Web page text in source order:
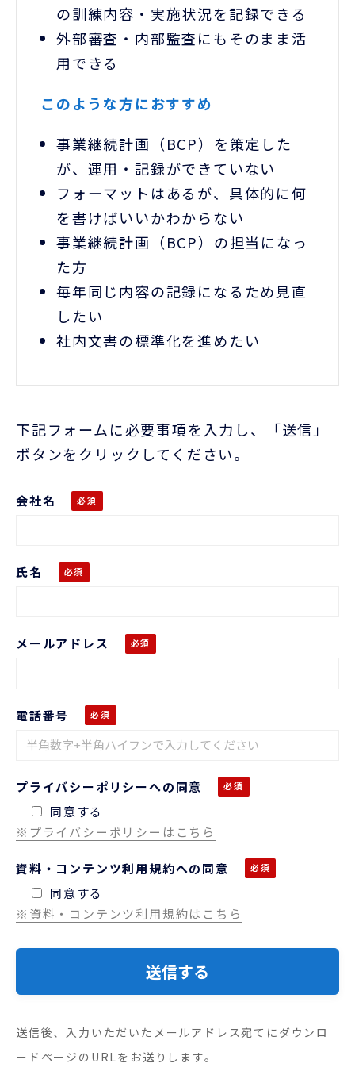
の訓練内容・実施状況を記録できる
外部審査・内部監査にもそのまま活
用できる
このような方におすすめ
事業継続計画（BCP）を策定した
が、運用・記録ができていない
フォーマットはあるが、具体的に何
を書けばいいかわからない
事業継続計画（BCP）の担当になっ
た方
毎年同じ内容の記録になるため見直
したい
社内文書の標準化を進めたい
下記フォームに必要事項を入力し、「送信」
ボタンをクリックしてください。
会社名
氏名
メールアドレス
電話番号
プライバシーポリシーへの同意
同意する
※プライバシーポリシーはこちら
資料・コンテンツ利用規約への同意
同意する
※資料・コンテンツ利用規約はこちら
送信後、入力いただいたメールアドレス宛てにダウンロ
ードページのURLをお送りします。